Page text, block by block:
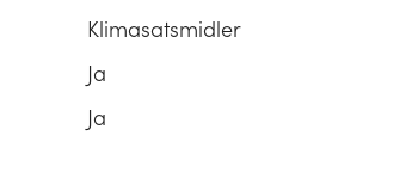
Klimasatsmidler
Ja
Ja